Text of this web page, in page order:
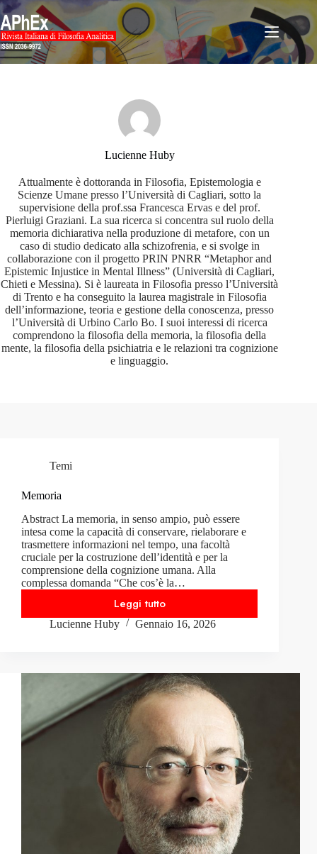
Salta
al
contenuto
Lucienne Huby
Attualmente è dottoranda in Filosofia, Epistemologia e
Scienze Umane presso l’Università di Cagliari, sotto la
supervisione della prof.ssa Francesca Ervas e del prof.
Pierluigi Graziani. La sua ricerca si concentra sul ruolo della
memoria dichiarativa nella produzione di metafore, con un
caso di studio dedicato alla schizofrenia, e si svolge in
collaborazione con il progetto PRIN PNRR “Metaphor and
Epistemic Injustice in Mental Illness” (Università di Cagliari,
Chieti e Messina). Si è laureata in Filosofia presso l’Università
di Trento e ha conseguito la laurea magistrale in Filosofia
dell’informazione, teoria e gestione della conoscenza, presso
l’Università di Urbino Carlo Bo. I suoi interessi di ricerca
comprendono la filosofia della memoria, la filosofia della
mente, la filosofia della psichiatria e le relazioni tra cognizione
e linguaggio.
Temi
Memoria
Abstract La memoria, in senso ampio, può essere
intesa come la capacità di conservare, rielaborare e
trasmettere informazioni nel tempo, una facoltà
cruciale per la costruzione dell’identità e per la
comprensione della cognizione umana. Alla
complessa domanda “Che cos’è la…
Leggi tutto
Memoria
Lucienne Huby Gennaio 16, 2026